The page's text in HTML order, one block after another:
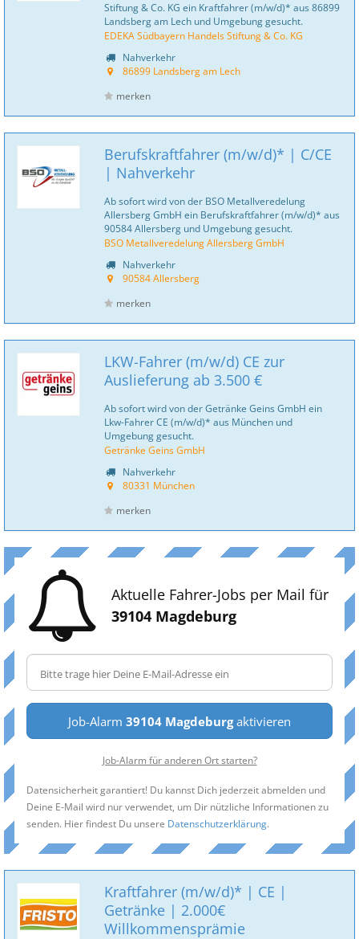
Stiftung & Co. KG ein Kraftfahrer (m/w/d)* aus 86899
Landsberg am Lech und Umgebung gesucht.
EDEKA Südbayern Handels Stiftung & Co. KG
Nahverkehr
86899 Landsberg am Lech
merken
Berufskraftfahrer (m/w/d)* | C/CE
| Nahverkehr
Ab sofort wird von der BSO Metallveredelung
Allersberg GmbH ein Berufskraftfahrer (m/w/d)* aus
90584 Allersberg und Umgebung gesucht.
BSO Metallveredelung Allersberg GmbH
Nahverkehr
90584 Allersberg
merken
LKW-Fahrer (m/w/d) CE zur
Auslieferung ab 3.500 €
Ab sofort wird von der Getränke Geins GmbH ein
Lkw-Fahrer CE (m/w/d)* aus München und
Umgebung gesucht.
Getränke Geins GmbH
Nahverkehr
80331 München
merken
Aktuelle Fahrer-Jobs per Mail für
39104 Magdeburg
Job-Alarm 39104 Magdeburgaktivieren
Job-Alarm für anderen Ort starten?
Datensicherheit garantiert! Du kannst Dich jederzeit abmelden und
Deine E-Mail wird nur verwendet, um Dir nützliche Informationen zu
senden. Hier findest Du unsere Datenschutzerklärung.
Kraftfahrer (m/w/d)* | CE |
Getränke | 2.000€
Willkommensprämie